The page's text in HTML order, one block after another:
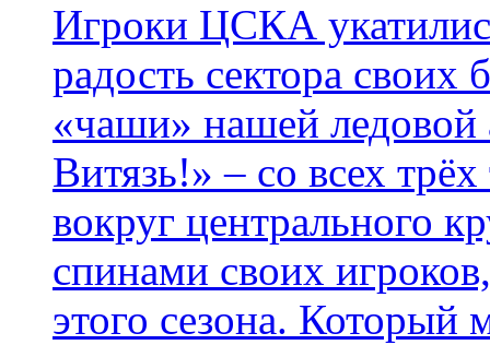
Игроки ЦСКА
радость сектора
«чаши» нашей
Витязь!» – со всех
вокруг центрального
спинами своих
этого сезона. Который